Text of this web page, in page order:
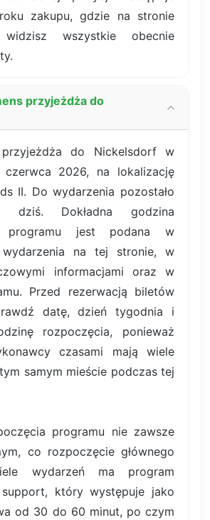
zakupu, gdzie na stronie
widzisz wszystkie obecnie
przyjeżdża do
do Nickelsdorf w
czerwca 2026, na lokalizację
II. Do wydarzenia pozostało
dziś. Dokładna godzina
programu jest podana w
wydarzenia na tej stronie, w
informacjami oraz w
Przed rezerwacją biletów
datę, dzień tygodnia i
rozpoczęcia, ponieważ
czasami mają wiele
samym mieście podczas tej
programu nie zawsze
co rozpoczęcie głównego
wydarzeń ma program
który występuje jako
od 30 do 60 minut, po czym